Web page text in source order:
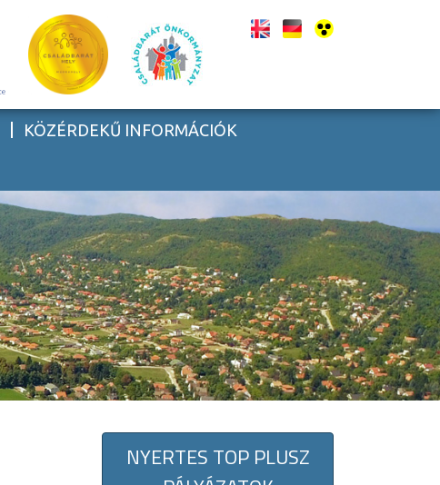
KÖZÉRDEKŰ INFORMÁCIÓK
NYERTES TOP PLUSZ